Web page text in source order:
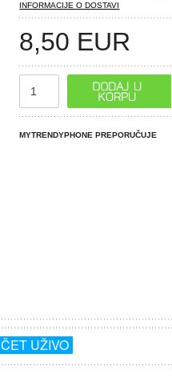
INFORMACIJE O DOSTAVI
8,50 EUR
MYTRENDYPHONE PREPORUČUJE
ČET UŽIVO